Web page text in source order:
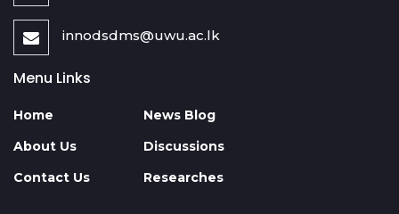
innodsdms@uwu.ac.lk
Menu Links
Home
About Us
News Blog
Discussions
Contact Us
Researches